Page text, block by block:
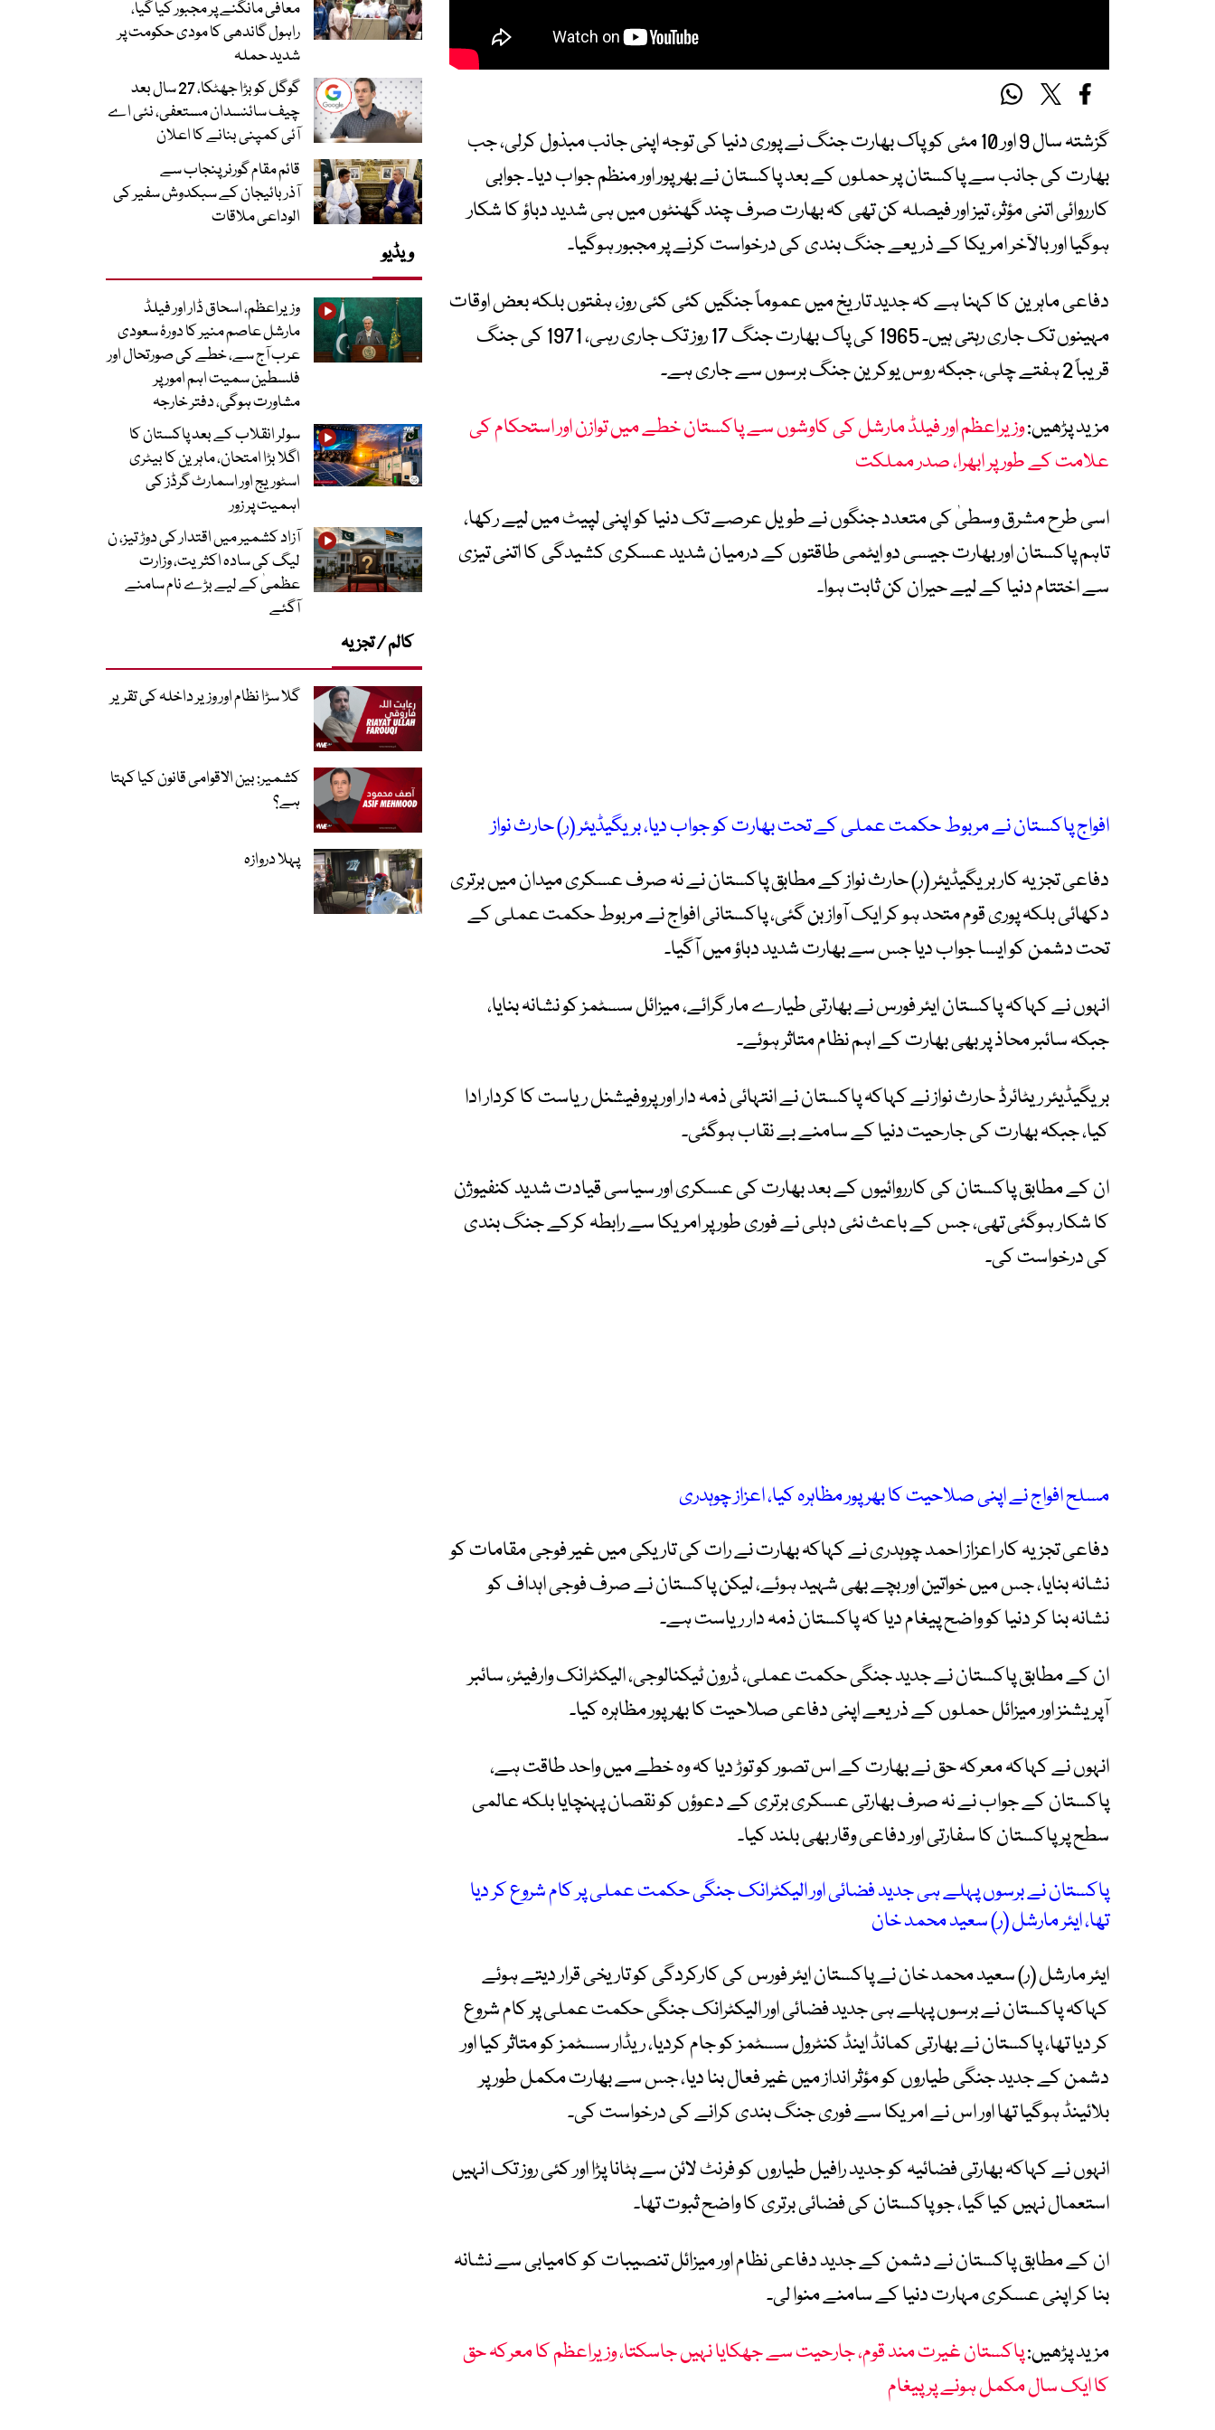
گزشتہ سال 9 اور 10 مئی کو پاک بھارت جنگ نے پوری دنیا کی توجہ اپنی جانب مبذول کرلی، جب
بھارت کی جانب سے پاکستان پر حملوں کے بعد پاکستان نے بھرپور اور منظم جواب دیا۔ جوابی
کارروائی اتنی مؤثر، تیز اور فیصلہ کن تھی کہ بھارت صرف چند گھنٹوں میں ہی شدید دباؤ کا شکار
ہوگیا اور بالآخر امریکا کے ذریعے جنگ بندی کی درخواست کرنے پر مجبور ہوگیا۔
دفاعی ماہرین کا کہنا ہے کہ جدید تاریخ میں عموماً جنگیں کئی کئی روز، ہفتوں بلکہ بعض اوقات
مہینوں تک جاری رہتی ہیں۔ 1965 کی پاک بھارت جنگ 17 روز تک جاری رہی، 1971 کی جنگ
قریباً 2 ہفتے چلی، جبکہ روس یوکرین جنگ برسوں سے جاری ہے۔
مزید پڑھیں:وزیراعظم اور فیلڈ مارشل کی کاوشوں سے پاکستان خطے میں توازن اور استحکام کی
علامت کے طور پر ابھرا، صدر مملکت
اسی طرح مشرق وسطیٰ کی متعدد جنگوں نے طویل عرصے تک دنیا کو اپنی لپیٹ میں لیے رکھا،
تاہم پاکستان اور بھارت جیسی دو ایٹمی طاقتوں کے درمیان شدید عسکری کشیدگی کا اتنی تیزی
سے اختتام دنیا کے لیے حیران کن ثابت ہوا۔
افواج پاکستان نے مربوط حکمت عملی کے تحت بھارت کو جواب دیا، بریگیڈیئر (ر) حارث نواز
دفاعی تجزیہ کار بریگیڈیئر (ر) حارث نواز کے مطابق پاکستان نے نہ صرف عسکری میدان میں برتری
دکھائی بلکہ پوری قوم متحد ہو کر ایک آواز بن گئی، پاکستانی افواج نے مربوط حکمت عملی کے
تحت دشمن کو ایسا جواب دیا جس سے بھارت شدید دباؤ میں آگیا۔
انہوں نے کہاکہ پاکستان ایئر فورس نے بھارتی طیارے مار گرائے، میزائل سسٹمز کو نشانہ بنایا،
جبکہ سائبر محاذ پر بھی بھارت کے اہم نظام متاثر ہوئے۔
بریگیڈیئر ریٹائرڈ حارث نواز نے کہاکہ پاکستان نے انتہائی ذمہ دار اور پروفیشنل ریاست کا کردار ادا
کیا، جبکہ بھارت کی جارحیت دنیا کے سامنے بے نقاب ہوگئی۔
ان کے مطابق پاکستان کی کارروائیوں کے بعد بھارت کی عسکری اور سیاسی قیادت شدید کنفیوژن
کا شکار ہوگئی تھی، جس کے باعث نئی دہلی نے فوری طور پر امریکا سے رابطہ کرکے جنگ بندی
کی درخواست کی۔
مسلح افواج نے اپنی صلاحیت کا بھرپور مظاہرہ کیا، اعزاز چوہدری
دفاعی تجزیہ کار اعزاز احمد چوہدری نے کہاکہ بھارت نے رات کی تاریکی میں غیر فوجی مقامات کو
نشانہ بنایا، جس میں خواتین اور بچے بھی شہید ہوئے، لیکن پاکستان نے صرف فوجی اہداف کو
نشانہ بنا کر دنیا کو واضح پیغام دیا کہ پاکستان ذمہ دار ریاست ہے۔
ان کے مطابق پاکستان نے جدید جنگی حکمت عملی، ڈرون ٹیکنالوجی، الیکٹرانک وارفیئر، سائبر
آپریشنز اور میزائل حملوں کے ذریعے اپنی دفاعی صلاحیت کا بھرپور مظاہرہ کیا۔
انہوں نے کہاکہ معرکہ حق نے بھارت کے اس تصور کو توڑ دیا کہ وہ خطے میں واحد طاقت ہے،
پاکستان کے جواب نے نہ صرف بھارتی عسکری برتری کے دعوؤں کو نقصان پہنچایا بلکہ عالمی
سطح پر پاکستان کا سفارتی اور دفاعی وقار بھی بلند کیا۔
پاکستان نے برسوں پہلے ہی جدید فضائی اور الیکٹرانک جنگی حکمت عملی پر کام شروع کر دیا
تھا، ایئر مارشل (ر) سعید محمد خان
ایئر مارشل (ر) سعید محمد خان نے پاکستان ایئر فورس کی کارکردگی کو تاریخی قرار دیتے ہوئے
کہاکہ پاکستان نے برسوں پہلے ہی جدید فضائی اور الیکٹرانک جنگی حکمت عملی پر کام شروع
کر دیا تھا، پاکستان نے بھارتی کمانڈ اینڈ کنٹرول سسٹمز کو جام کردیا، ریڈار سسٹمز کو متاثر کیا اور
دشمن کے جدید جنگی طیاروں کو مؤثر انداز میں غیر فعال بنا دیا، جس سے بھارت مکمل طور پر
بلائینڈ ہوگیا تھا اور اس نے امریکا سے فوری جنگ بندی کرانے کی درخواست کی۔
انہوں نے کہاکہ بھارتی فضائیہ کو جدید رافیل طیاروں کو فرنٹ لائن سے ہٹانا پڑا اور کئی روز تک انہیں
استعمال نہیں کیا گیا، جو پاکستان کی فضائی برتری کا واضح ثبوت تھا۔
ان کے مطابق پاکستان نے دشمن کے جدید دفاعی نظام اور میزائل تنصیبات کو کامیابی سے نشانہ
بنا کر اپنی عسکری مہارت دنیا کے سامنے منوا لی۔
مزید پڑھیں:پاکستان غیرت مند قوم، جارحیت سے جھکایا نہیں جاسکتا، وزیراعظم کا معرکہ حق
کا ایک سال مکمل ہونے پر پیغام
معافی مانگنے پر مجبور کیا گیا،
راہول گاندھی کا مودی حکومت پر
شدید حملہ
گوگل کو بڑا جھٹکا، 27 سال بعد
چیف سائنسدان مستعفی، نئی اے
آئی کمپنی بنانے کا اعلان
قائم مقام گورنر پنجاب سے
آذربائیجان کے سبکدوش سفیر کی
الوداعی ملاقات
ویڈیو
وزیراعظم، اسحاق ڈار اور فیلڈ
مارشل عاصم منیر کا دورۂ سعودی
عرب آج سے، خطے کی صورتحال اور
فلسطین سمیت اہم امور پر
مشاورت ہوگی، دفتر خارجہ
سولر انقلاب کے بعد پاکستان کا
اگلا بڑا امتحان، ماہرین کا بیٹری
اسٹوریج اور اسمارٹ گرڈز کی
اہمیت پر زور
آزاد کشمیر میں اقتدار کی دوڑ تیز، ن
لیگ کی سادہ اکثریت، وزارت
عظمیٰ کے لیے بڑے نام سامنے
آگئے
کالم / تجزیہ
گلا سڑا نظام اور وزیر داخلہ کی تقریر
کشمیر: بین الاقوامی قانون کیا کہتا
ہے؟
پہلا دروازہ